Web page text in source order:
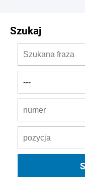
Szukaj